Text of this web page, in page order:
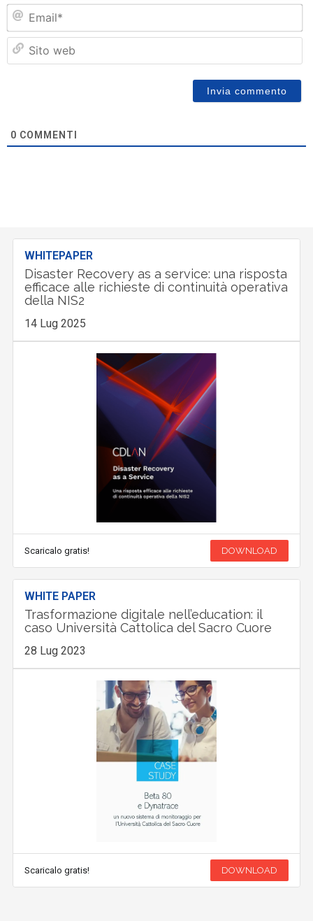
0 COMMENTI
WHITEPAPER
Disaster Recovery as a service: una risposta
efficace alle richieste di continuità operativa
della NIS2
14 Lug 2025
Scaricalo gratis! DOWNLOAD
WHITE PAPER
Trasformazione digitale nell’education: il
caso Università Cattolica del Sacro Cuore
28 Lug 2023
Scaricalo gratis! DOWNLOAD